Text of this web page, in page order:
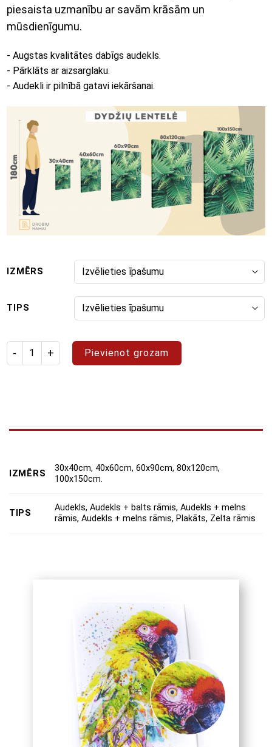
piesaista uzmanību ar savām krāsām un
mūsdienīgumu.
- Augstas kvalitātes dabīgs audekls.
- Pārklāts ar aizsarglaku.
- Audekli ir pilnībā gatavi iekāršanai.
IZMĒRS
TIPS
Izstrādājuma daudzums: glezna "Abstrakts 62"
Pievienot grozam
IZMĒRS
30x40cm, 40x60cm, 60x90cm, 80x120cm,
100x150cm.
TIPS
Audekls, Audekls + balts rāmis, Audekls + melns
rāmis, Audekls + melns rāmis, Plakāts, Zelta rāmis